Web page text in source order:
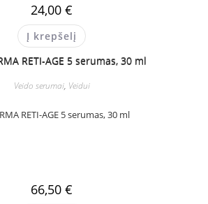
24,00 €
Į krepšelį
Veido serumai, Veidui
RETI-AGE 5 serumas, 30 ml
66,50 €